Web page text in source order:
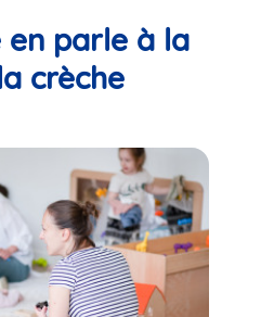
en parle à la
crèche